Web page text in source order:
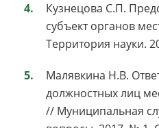
Кузнецова С.П.
субъект органов
Территория науки.
Малявкина Н.В.
должностных лиц
// Муниципальная